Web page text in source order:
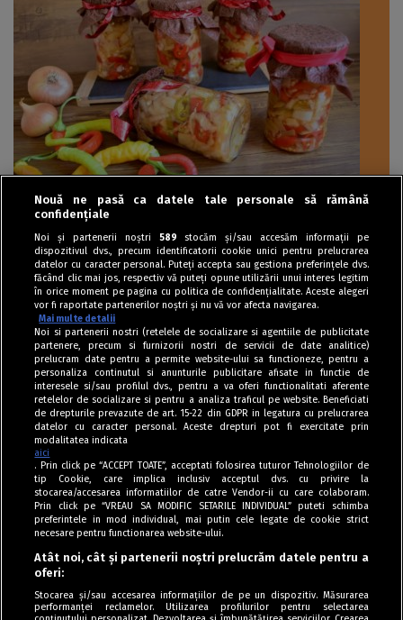
Conserve
Salată de ardei iuți cu ceapă în oțet
Tag index
Program Antena 1
Politica de cookies
Nouă ne pasă ca datele tale personale să rămână
confidențiale
Noi și partenerii noștri 589 stocăm și/sau accesăm informații pe
dispozitivul dvs., precum identificatorii cookie unici pentru prelucrarea
datelor cu caracter personal. Puteți accepta sau gestiona preferințele dvs.
făcând clic mai jos, respectiv vă puteți opune utilizării unui interes legitim
în orice moment pe pagina cu politica de confidențialitate. Aceste alegeri
vor fi raportate partenerilor noștri și nu vă vor afecta navigarea.
Mai multe detalii
Noi si partenerii nostri (retelele de socializare si agentiile de publicitate
partenere, precum si furnizorii nostri de servicii de date analitice)
prelucram date pentru a permite website-ului sa functioneze, pentru a
personaliza continutul si anunturile publicitare afisate in functie de
interesele si/sau profilul dvs., pentru a va oferi functionalitati aferente
retelelor de socializare si pentru a analiza traficul pe website. Beneficiati
de drepturile prevazute de art. 15-22 din GDPR in legatura cu prelucrarea
datelor cu caracter personal. Aceste drepturi pot fi exercitate prin
modalitatea indicata
aici
. Prin click pe “ACCEPT TOATE”, acceptati folosirea tuturor Tehnologiilor de
tip Cookie, care implica inclusiv acceptul dvs. cu privire la
stocarea/accesarea informatiilor de catre Vendor-ii cu care colaboram.
Prin click pe “VREAU SA MODIFIC SETARILE INDIVIDUAL” puteti schimba
preferintele in mod individual, mai putin cele legate de cookie strict
necesare pentru functionarea website-ului.
Atât noi, cât și partenerii noștri prelucrăm datele pentru a
oferi:
Stocarea și/sau accesarea informațiilor de pe un dispozitiv. Măsurarea
performanței reclamelor. Utilizarea profilurilor pentru selectarea